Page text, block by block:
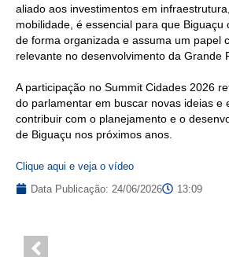
aliado aos investimentos em
mobilidade, é essencial para que Biguaçu
de forma organizada e assuma um papel
relevante no desenvolvimento da Grande
A participação no Summit Cidades 2026
do parlamentar em buscar novas ideias e
contribuir com o planejamento e o
de Biguaçu nos próximos anos.
Clique aqui e veja o vídeo
Data Publicação: 24/06/2026 13:09